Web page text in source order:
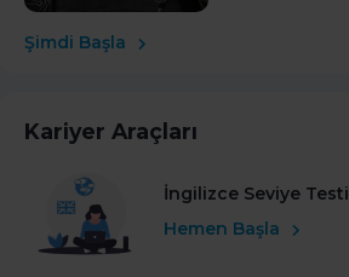
Şimdi Başla
Kariyer Araçları
İngilizce Seviye Testi
Hemen Başla